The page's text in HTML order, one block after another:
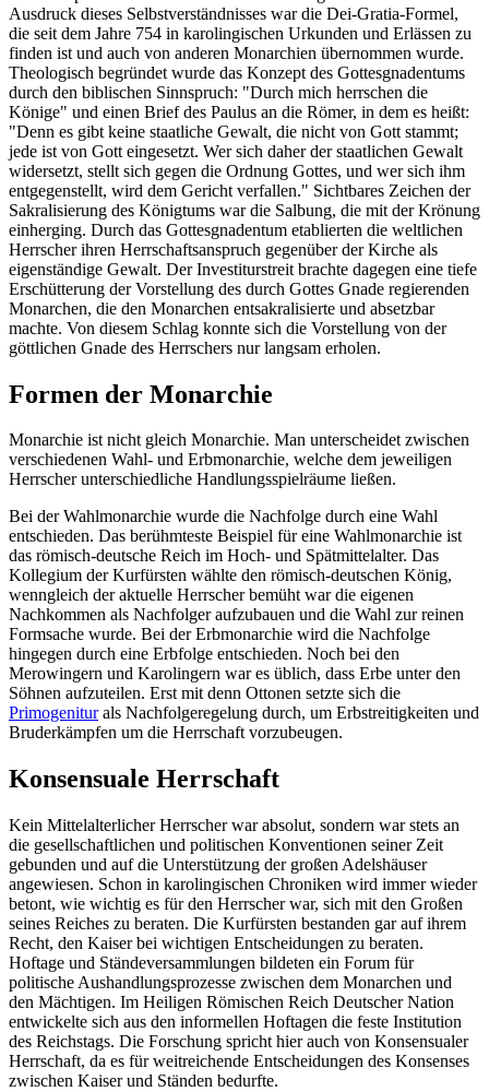
Ausdruck dieses Selbstverständnisses war die Dei-Gratia-Formel,
die seit dem Jahre 754 in karolingischen Urkunden und Erlässen zu
finden ist und auch von anderen Monarchien übernommen wurde.
Theologisch begründet wurde das Konzept des Gottesgnadentums
durch den biblischen Sinnspruch: "Durch mich herrschen die
Könige" und einen Brief des Paulus an die Römer, in dem es heißt:
"Denn es gibt keine staatliche Gewalt, die nicht von Gott stammt;
jede ist von Gott eingesetzt. Wer sich daher der staatlichen Gewalt
widersetzt, stellt sich gegen die Ordnung Gottes, und wer sich ihm
entgegenstellt, wird dem Gericht verfallen." Sichtbares Zeichen der
Sakralisierung des Königtums war die Salbung, die mit der Krönung
einherging. Durch das Gottesgnadentum etablierten die weltlichen
Herrscher ihren Herrschaftsanspruch gegenüber der Kirche als
eigenständige Gewalt. Der Investiturstreit brachte dagegen eine tiefe
Erschütterung der Vorstellung des durch Gottes Gnade regierenden
Monarchen, die den Monarchen entsakralisierte und absetzbar
machte. Von diesem Schlag konnte sich die Vorstellung von der
göttlichen Gnade des Herrschers nur langsam erholen.
Formen der Monarchie
Monarchie ist nicht gleich Monarchie. Man unterscheidet zwischen
verschiedenen Wahl- und Erbmonarchie, welche dem jeweiligen
Herrscher unterschiedliche Handlungsspielräume ließen.
Bei der Wahlmonarchie wurde die Nachfolge durch eine Wahl
entschieden. Das berühmteste Beispiel für eine Wahlmonarchie ist
das römisch-deutsche Reich im Hoch- und Spätmittelalter. Das
Kollegium der Kurfürsten wählte den römisch-deutschen König,
wenngleich der aktuelle Herrscher bemüht war die eigenen
Nachkommen als Nachfolger aufzubauen und die Wahl zur reinen
Formsache wurde. Bei der Erbmonarchie wird die Nachfolge
hingegen durch eine Erbfolge entschieden. Noch bei den
Merowingern und Karolingern war es üblich, dass Erbe unter den
Söhnen aufzuteilen. Erst mit denn Ottonen setzte sich die
Primogeniturals Nachfolgeregelung durch, um Erbstreitigkeiten und
Bruderkämpfen um die Herrschaft vorzubeugen.
Konsensuale Herrschaft
Kein Mittelalterlicher Herrscher war absolut, sondern war stets an
die gesellschaftlichen und politischen Konventionen seiner Zeit
gebunden und auf die Unterstützung der großen Adelshäuser
angewiesen. Schon in karolingischen Chroniken wird immer wieder
betont, wie wichtig es für den Herrscher war, sich mit den Großen
seines Reiches zu beraten. Die Kurfürsten bestanden gar auf ihrem
Recht, den Kaiser bei wichtigen Entscheidungen zu beraten.
Hoftage und Ständeversammlungen bildeten ein Forum für
politische Aushandlungsprozesse zwischen dem Monarchen und
den Mächtigen. Im Heiligen Römischen Reich Deutscher Nation
entwickelte sich aus den informellen Hoftagen die feste Institution
des Reichstags. Die Forschung spricht hier auch von Konsensualer
Herrschaft, da es für weitreichende Entscheidungen des Konsenses
zwischen Kaiser und Ständen bedurfte.